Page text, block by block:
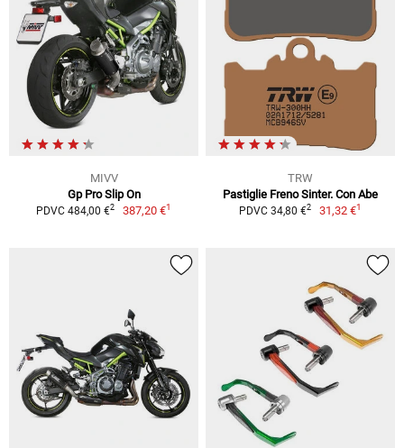
MIVV
Gp Pro Slip On
PDVC 484,00 €2 387,20 €1
TRW
Pastiglie Freno Sinter. Con Abe
PDVC 34,80 €2 31,32 €1